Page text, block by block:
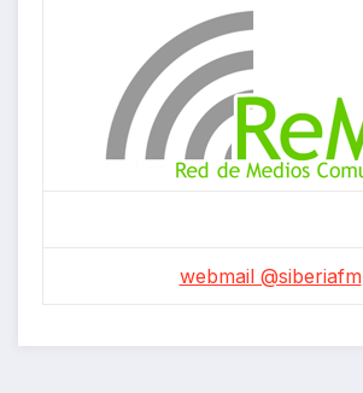
webmail @siberiafm